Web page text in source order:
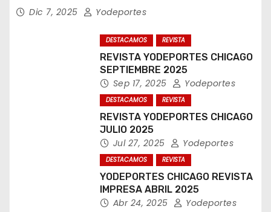
a
Dic 7, 2025 Yodeportes
DESTACAMOS REVISTA
REVISTA YODEPORTES CHICAGO
SEPTIEMBRE 2025
Sep 17, 2025 Yodeportes
DESTACAMOS REVISTA
REVISTA YODEPORTES CHICAGO
JULIO 2025
Jul 27, 2025 Yodeportes
DESTACAMOS REVISTA
YODEPORTES CHICAGO REVISTA
IMPRESA ABRIL 2025
Abr 24, 2025 Yodeportes